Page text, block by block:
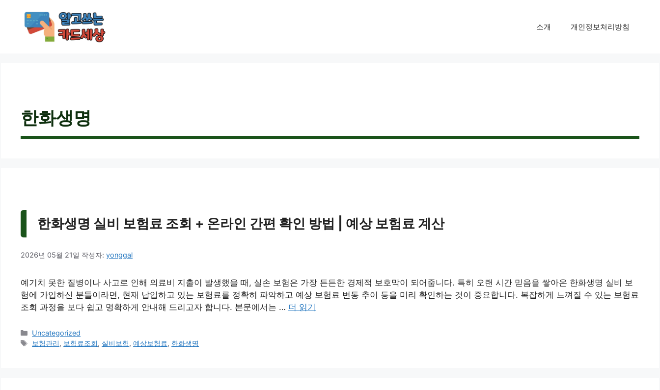
소개 개인정보처리방침
한화생명
한화생명 실비 보험료 조회 + 온라인 간편 확인 방법 | 예상 보험료 계산
2026년 05월 21일 작성자: yonggal
예기치 못한 질병이나 사고로 인해 의료비 지출이 발생했을 때, 실손 보험은 가장 든든한 경제적 보호막이 되어줍니다. 특히 오랜 시간 믿음을 쌓아온 한화생명 실비 보
험에 가입하신 분들이라면, 현재 납입하고 있는 보험료를 정확히 파악하고 예상 보험료 변동 추이 등을 미리 확인하는 것이 중요합니다. 복잡하게 느껴질 수 있는 보험료
조회 과정을 보다 쉽고 명확하게 안내해 드리고자 합니다. 본문에서는 … 더 읽기
카
테
Uncategorized
태
보험관리, 보험료조회, 실비보험,예상보험료, 한화생명